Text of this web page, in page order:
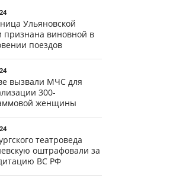
Ульяновской
признана виновной в
поездов
вызвали МЧС для
300-
женщины
театроведа
оштрафовали за
ВС РФ